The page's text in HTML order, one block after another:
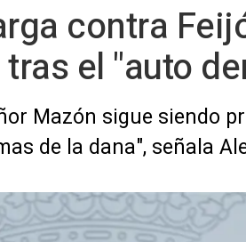
contra
el "auto
Mazón sigue siendo
de la dana", señala